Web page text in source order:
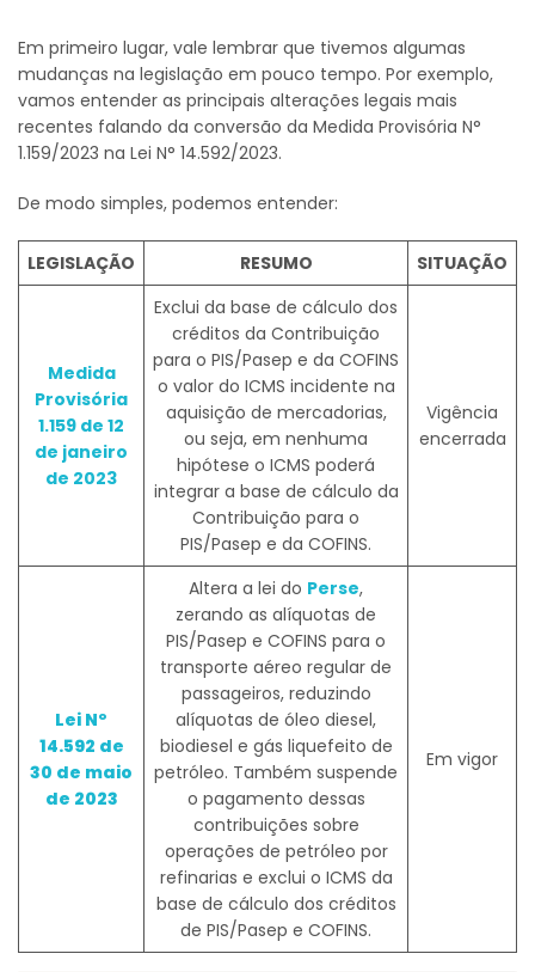
Em primeiro lugar, vale lembrar que tivemos algumas
mudanças na legislação em pouco tempo. Por exemplo,
vamos entender as principais alterações legais mais
recentes falando da conversão da Medida Provisória N°
1.159/2023 na Lei N° 14.592/2023.
De modo simples, podemos entender:
LEGISLAÇÃO RESUMO SITUAÇÃO
Medida
Provisória
1.159 de 12
de janeiro
de 2023
Exclui da base de cálculo dos
créditos da Contribuição
para o PIS/Pasep e da COFINS
o valor do ICMS incidente na
aquisição de mercadorias,
ou seja, em nenhuma
hipótese o ICMS poderá
integrar a base de cálculo da
Contribuição para o
PIS/Pasep e da COFINS.
Vigência
encerrada
Lei Nº
14.592 de
30 de maio
de 2023
Altera a lei do Perse,
zerando as alíquotas de
PIS/Pasep e COFINS para o
transporte aéreo regular de
passageiros, reduzindo
alíquotas de óleo diesel,
biodiesel e gás liquefeito de
petróleo. Também suspende
o pagamento dessas
contribuições sobre
operações de petróleo por
refinarias e exclui o ICMS da
base de cálculo dos créditos
de PIS/Pasep e COFINS.
Em vigor